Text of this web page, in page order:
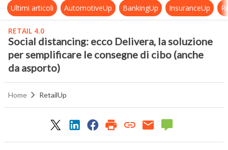
Ultimi articoli AutomotiveUp BankingUp InsuranceUp
RETAIL 4.0
Social distancing: ecco Delivera, la soluzione
per semplificare le consegne di cibo (anche
da asporto)
Home RetailUp